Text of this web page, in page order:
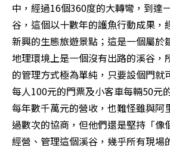
中，經過16個360度的大轉彎，到達
谷，這個以十數年的護魚行動成果，
新興的生態旅遊景點；這是一個屬於
地理環境上是一個沒有出路的溪谷，
的管理方式極為單純，只要設個門就
每人100元的門票及小客車每輛50元
每年數千萬元的營收，也難怪雖與阿
過數次的協商，但他們還是堅持「像
經營、管理這個溪谷，幾乎所有現場